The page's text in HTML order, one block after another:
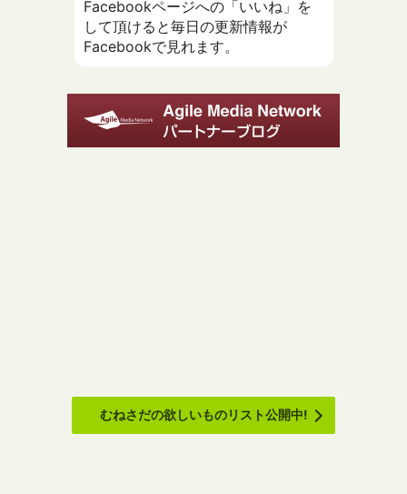
Facebookページへの「いいね」を
して頂けると毎日の更新情報が
Facebookで見れます。
むねさだの欲しいものリスト公開中!